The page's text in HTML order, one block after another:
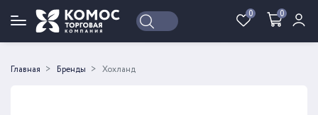
0 0
Войти Регистрация
Главная Бренды Хохланд